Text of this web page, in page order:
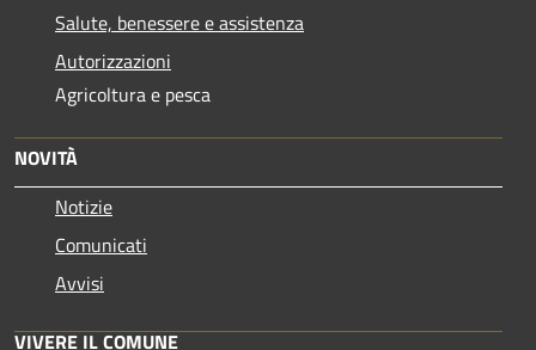
Salute, benessere e assistenza
Autorizzazioni
Agricoltura e pesca
NOVITÀ
Notizie
Comunicati
Avvisi
VIVERE IL COMUNE